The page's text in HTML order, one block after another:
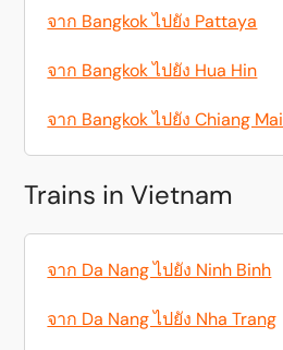
จาก Bangkok ไปยัง Pattaya
จาก Bangkok ไปยัง Hua Hin
จาก Bangkok ไปยัง Chiang Mai
Trains in Vietnam
จาก Da Nang ไปยัง Ninh Binh
จาก Da Nang ไปยัง Nha Trang